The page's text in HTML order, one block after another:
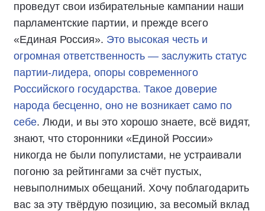
проведут свои избирательные кампании наши
парламентские партии, и прежде всего
«Единая Россия». Это высокая честь и
огромная ответственность — заслужить статус
партии-лидера, опоры современного
Российского государства. Такое доверие
народа бесценно, оно не возникает само по
себе. Люди, и вы это хорошо знаете, всё видят,
знают, что сторонники «Единой России»
никогда не были популистами, не устраивали
погоню за рейтингами за счёт пустых,
невыполнимых обещаний. Хочу поблагодарить
вас за эту твёрдую позицию, за весомый вклад